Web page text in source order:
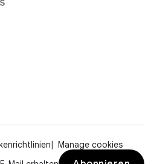
Manage cookies